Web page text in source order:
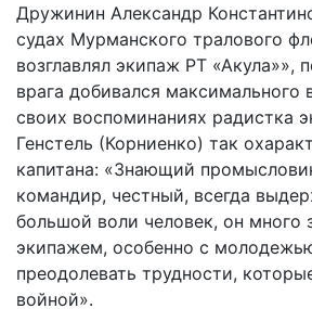
Дружинин Александр
судах Мурманского тралового
возглавлял экипаж РТ «Акула»»,
врага добивался
своих воспоминаниях радистка
Генстель (Корниенко) так
капитана: «Знающий
командир, честный, всегда
большой воли человек, он много
экипажем, особенно с
преодолевать трудности,
войной».